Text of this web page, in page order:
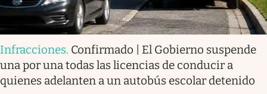
Infracciones. Confirmado | El Gobierno suspende
una por una todas las licencias de conducir a
quienes adelanten a un autobús escolar detenido